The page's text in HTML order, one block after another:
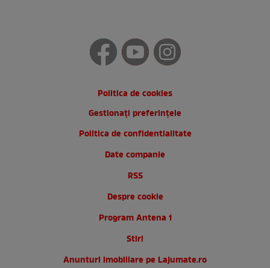
Politica de cookies
Gestionați preferințele
Politica de confidentialitate
Date companie
RSS
Despre cookie
Program Antena 1
Stiri
Anunturi imobiliare pe Lajumate.ro